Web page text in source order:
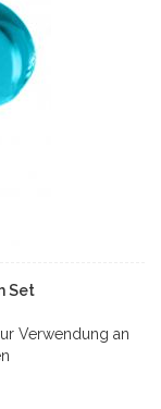
Set
Verwendung an